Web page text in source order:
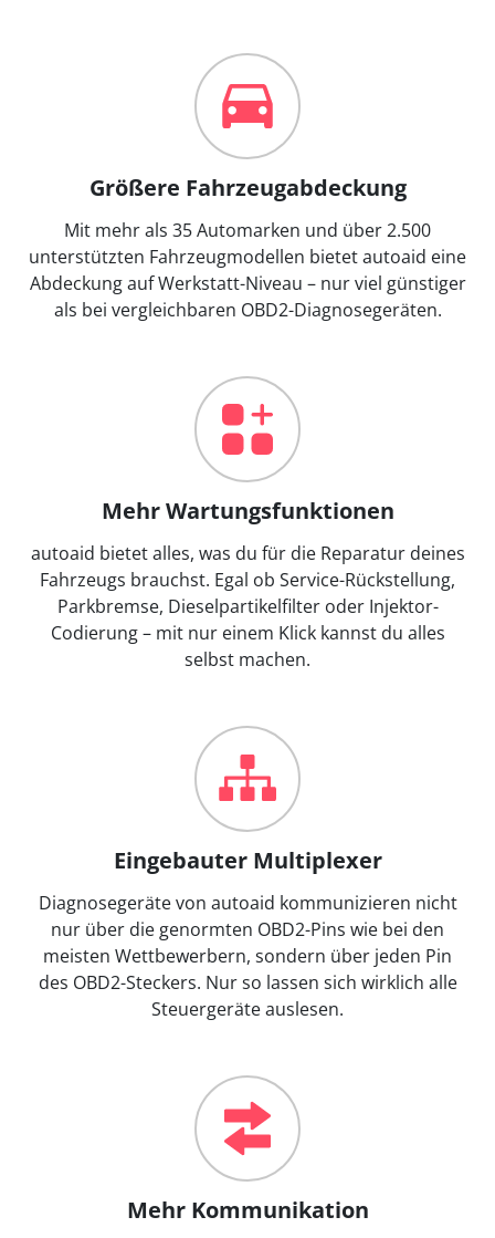
Größere Fahrzeugabdeckung
Mit mehr als 35 Automarken und über 2.500
unterstützten Fahrzeugmodellen bietet autoaid eine
Abdeckung auf Werkstatt-Niveau – nur viel günstiger
als bei vergleichbaren OBD2-Diagnosegeräten.
Mehr Wartungsfunktionen
autoaid bietet alles, was du für die Reparatur deines
Fahrzeugs brauchst. Egal ob Service-Rückstellung,
Parkbremse, Dieselpartikelfilter oder Injektor-
Codierung – mit nur einem Klick kannst du alles
selbst machen.
Eingebauter Multiplexer
Diagnosegeräte von autoaid kommunizieren nicht
nur über die genormten OBD2-Pins wie bei den
meisten Wettbewerbern, sondern über jeden Pin
des OBD2-Steckers. Nur so lassen sich wirklich alle
Steuergeräte auslesen.
Mehr Kommunikation